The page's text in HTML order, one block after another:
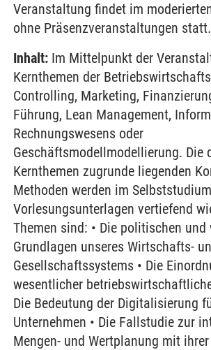
Veranstaltung findet im
ohne Präsenzveranstaltungen statt.
Inhalt: Im Mittelpunkt der
Kernthemen der
Controlling, Marketing,
Führung, Lean Management,
Rechnungswesens oder
Geschäftsmodellmodellierung. Die
Kernthemen zugrunde liegenden
Methoden werden im
Vorlesungsunterlagen vertiefend
Themen sind: • Die politischen
Grundlagen unseres Wirtschafts-
Gesellschaftssystems • Die
wesentlicher
Die Bedeutung der Digitalisierung
Unternehmen • Die Fallstudie zur
Mengen- und Wertplanung mit